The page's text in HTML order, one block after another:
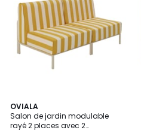
OVIALA
Salon de jardin modulable
rayé 2 places avec 2